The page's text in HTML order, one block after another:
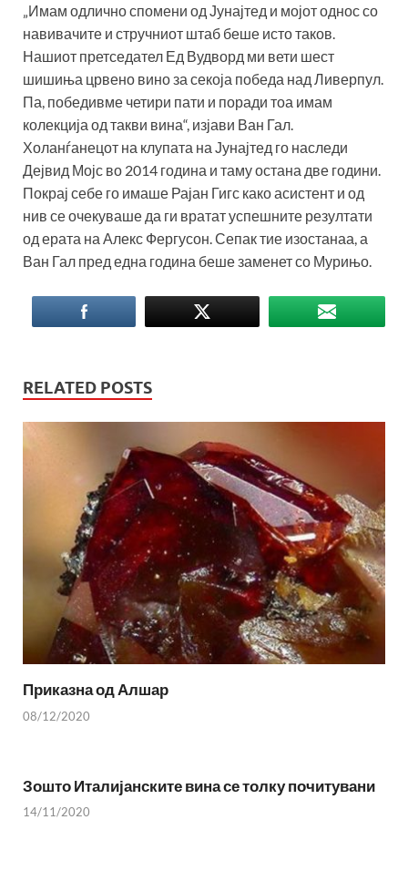
„Имам одлично спомени од Јунајтед и мојот однос со
навивачите и стручниот штаб беше исто таков.
Нашиот претседател Ед Вудворд ми вети шест
шишиња црвено вино за секоја победа над Ливерпул.
Па, победивме четири пати и поради тоа имам
колекција од такви вина“, изјави Ван Гал.
Холанѓанецот на клупата на Јунајтед го наследи
Дејвид Мојс во 2014 година и таму остана две години.
Покрај себе го имаше Рајан Гигс како асистент и од
нив се очекуваше да ги вратат успешните резултати
од ерата на Алекс Фергусон. Сепак тие изостанаа, а
Ван Гал пред една година беше заменет со Мурињо.
RELATED POSTS
Приказна од Алшар
08/12/2020
Зошто Италијанските вина се толку почитувани
14/11/2020